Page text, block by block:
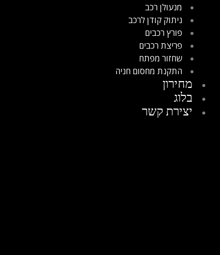
מנעולן רכב
ניתוק קודן לרכב
פורץ רכבים
פריצת רכבים
שחזור מפתח
התקנת מחסום חניה
מחירון
בלוג
יצירת קשר